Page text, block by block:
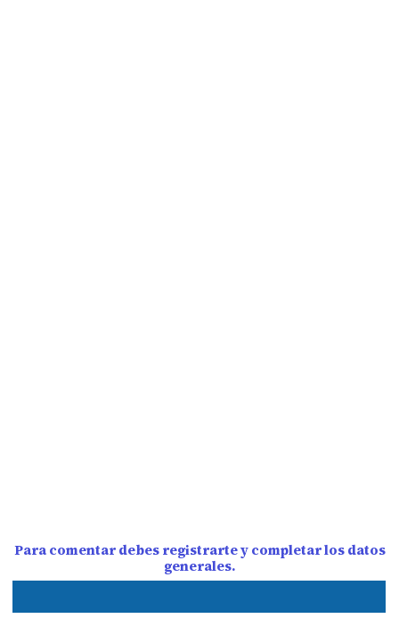
Para comentar debes registrarte y completar los datos
generales.